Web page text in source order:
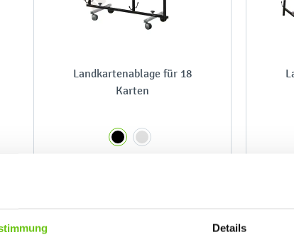
Details
Landkartenablage für 18
Karten
129,90 €